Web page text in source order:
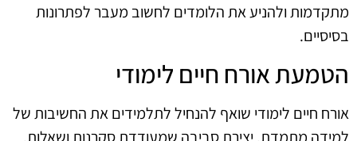
מתקדמות ולהניע את הלומדים לחשוב מעבר לפתרונות
בסיסיים.
הטמעת אורח חיים לימודי
אורח חיים לימודי שואף להנחיל לתלמידים את החשיבות של